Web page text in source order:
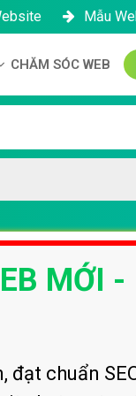
Mẫu
CHĂM SÓC WEB
MỚI -
chuẩn